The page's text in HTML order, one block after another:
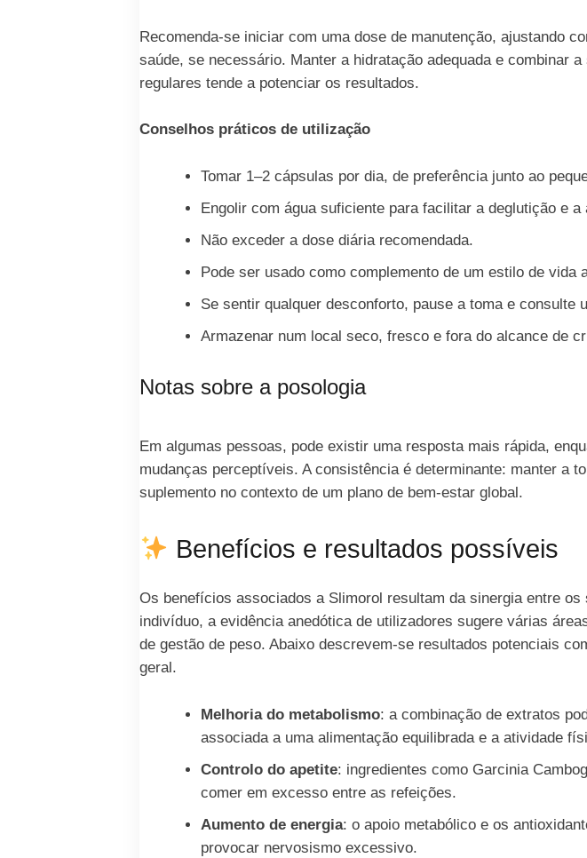
Recomenda-se iniciar com uma dose de manutenção, ajustando
saúde, se necessário. Manter a hidratação adequada e combinar
regulares tende a potenciar os resultados.
Conselhos práticos de utilização
Tomar 1–2 cápsulas por dia, de preferência junto ao
Engolir com água suficiente para facilitar a deglutição e
Não exceder a dose diária recomendada.
Pode ser usado como complemento de um estilo de
Se sentir qualquer desconforto, pause a toma e consulte
Armazenar num local seco, fresco e fora do alcance de
Notas sobre a posologia
Em algumas pessoas, pode existir uma resposta mais rápida,
mudanças perceptíveis. A consistência é determinante: manter a
suplemento no contexto de um plano de bem-estar global.
Benefícios e resultados possíveis
Os benefícios associados a Slimorol resultam da sinergia entre
indivíduo, a evidência anedótica de utilizadores sugere várias
de gestão de peso. Abaixo descrevem-se resultados potenciais
geral.
Melhoria do metabolismo: a combinação de extratos
associada a uma alimentação equilibrada e a atividade
Controlo do apetite: ingredientes como Garcinia
comer em excesso entre as refeições.
Aumento de energia: o apoio metabólico e os
provocar nervosismo excessivo.